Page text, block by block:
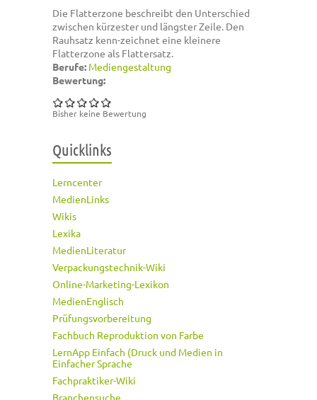
Die Flatterzone beschreibt den Unterschied
zwischen kürzester und längster Zeile. Den
Rauhsatz kenn-zeichnet eine kleinere
Flatterzone als Flattersatz.
Berufe: Mediengestaltung
Bewertung:
Bisher keine Bewertung
Quicklinks
Lerncenter
MedienLinks
Wikis
Lexika
MedienLiteratur
Verpackungstechnik-Wiki
Online-Marketing-Lexikon
MedienEnglisch
Prüfungsvorbereitung
Fachbuch Reproduktion von Farbe
LernApp Einfach (Druck und Medien in
Einfacher Sprache
Fachpraktiker-Wiki
Branchensuche